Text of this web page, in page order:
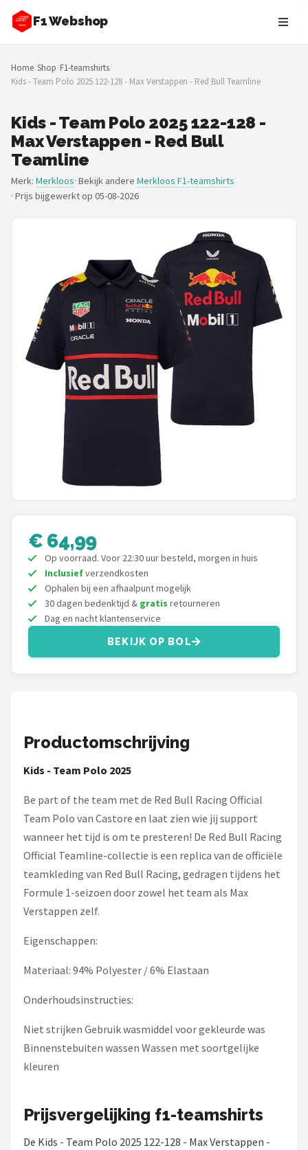
F1 Webshop
Zoeken
NAVIGATIE
Merken
Blog
Drivers
Racestoelen
Racesturen
Shop
POPULAIRE MERKEN
Sparco
Red Bull Racing
Red Bull
Carrera
Hot Wheels
Ferrari
Thrustmaster
Next Level Racing
Home/Shop/F1-teamshirts/
Kids - Team Polo 2025 122-128 - Max Verstappen - Red Bull Teamline
Kids - Team Polo 2025 122-128 -
Max Verstappen - Red Bull
Teamline
Merk: Merkloos· Bekijk andere Merkloos F1-teamshirts
· Prijs bijgewerkt op 05-08-2026
€ 64,99
Op voorraad. Voor 22:30 uur besteld, morgen in huis
Inclusiefverzendkosten
Ophalen bij een afhaalpunt mogelijk
30 dagen bedenktijd & gratis retourneren
Dag en nacht klantenservice
BEKIJK OP BOL
Productomschrijving
Kids - Team Polo 2025
Be part of the team met de Red Bull Racing Official
Team Polo van Castore en laat zien wie jij support
wanneer het tijd is om te presteren! De Red Bull Racing
Official Teamline-collectie is een replica van de officiële
teamkleding van Red Bull Racing, gedragen tijdens het
Formule 1-seizoen door zowel het team als Max
Verstappen zelf.
Eigenschappen:
Materiaal: 94% Polyester / 6% Elastaan
Onderhoudsinstructies:
Niet strijken Gebruik wasmiddel voor gekleurde was
Binnenstebuiten wassen Wassen met soortgelijke
kleuren
Prijsvergelijking f1-teamshirts
De Kids - Team Polo 2025 122-128 - Max Verstappen -